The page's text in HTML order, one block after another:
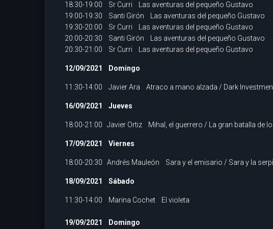
18:30-19:00 Sr Curri Las aventuras del pequeño Gustavo
19:00-19:30 Santi Girón Las aventuras del pequeño Gustavo
19:30-20:00 Sr Curri Las aventuras del pequeño Gustavo
20:00-20:30 Santi Girón Las aventuras del pequeño Gustavo
20:30-21:00 Sr Curri Las aventuras del pequeño Gustavo
12/09/2021 Domingo
11:30-14:00 Javier Ara Atraco a mano alzada / Dark
16/09/2021 Jueves
18:00-21:00 Javier Ortiz Mihal, el guerrero / La gran batalla de
17/09/2021 Viernes
18:00-20:30 Andrés Mauleón Sara y el emisario / Sara y la
18/09/2021 Sábado
11:30-14:00 Marina Cochet El violeta
19/09/2021 Domingo